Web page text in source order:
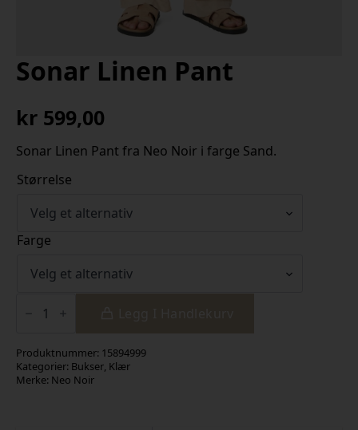
Sonar Linen Pant
kr 599,00
Sonar Linen Pant fra Neo Noir i farge Sand.
Størrelse
Farge
Linen
Produktnummer: 15894999
Kategorier: Bukser, Klær
Merke: Neo Noir